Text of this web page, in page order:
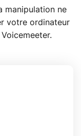
manipulation ne
votre ordinateur